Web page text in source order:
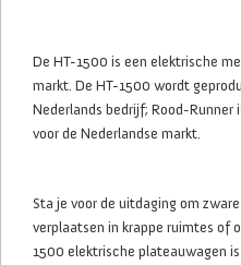
De HT-1500 is een elektrische
markt. De HT-1500 wordt
Nederlands bedrijf; Rood-Runner
voor de Nederlandse markt.
Sta je voor de uitdaging om
verplaatsen in krappe ruimtes of
1500 elektrische plateauwagen